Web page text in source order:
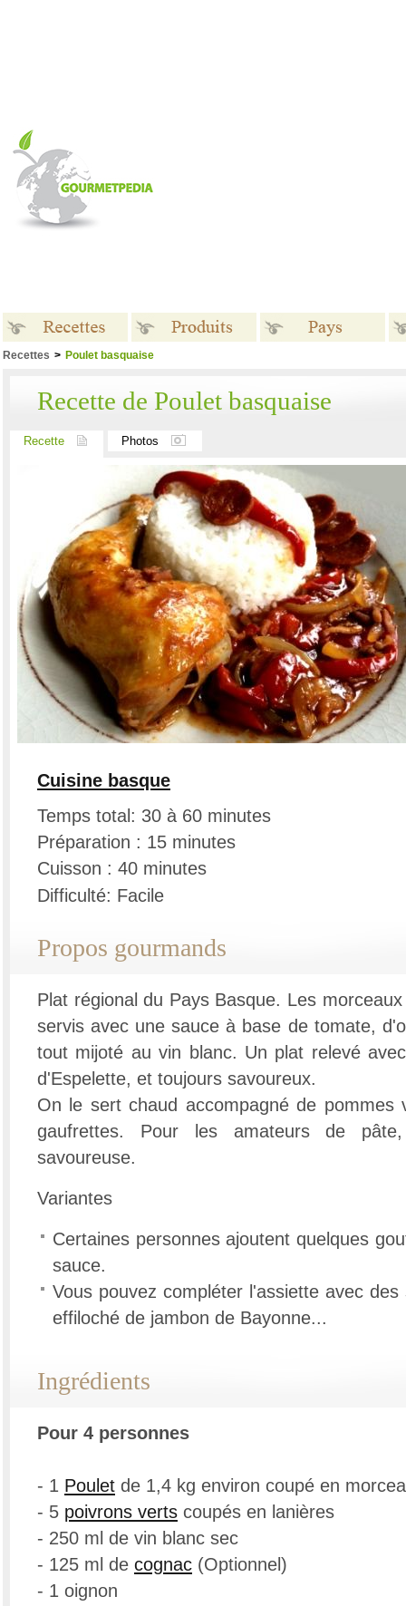
Recettes > Poulet basquaise
Recette de Poulet basquaise
Recette Photos
Cuisine basque
Temps total: 30 à 60 minutes
Préparation : 15 minutes
Cuisson : 40 minutes
Difficulté: Facile
Propos gourmands
Plat régional du Pays Basque. Les
servis avec une sauce à base de tomate,
tout mijoté au vin blanc. Un plat relevé
d'Espelette, et toujours savoureux.
On le sert chaud accompagné de pommes
gaufrettes. Pour les amateurs de
savoureuse.
Variantes
Certaines personnes ajoutent quelques
sauce.
Vous pouvez compléter l'assiette avec
effiloché de jambon de Bayonne...
Ingrédients
Pour 4 personnes
- 1 Poulet de 1,4 kg environ coupé en
- 5 poivrons verts coupés en lanières
- 250 ml de vin blanc sec
- 125 ml de cognac (Optionnel)
- 1 oignon